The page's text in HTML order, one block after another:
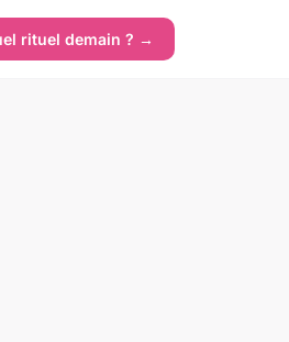
rituel demain ? →